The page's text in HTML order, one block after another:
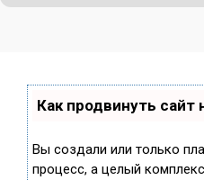
Как продвинуть сайт
Вы создали или только
процесс, а целый